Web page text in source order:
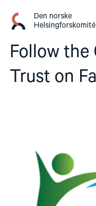
innhold
Den norske
Helsingforskomité
Follow
Trust on